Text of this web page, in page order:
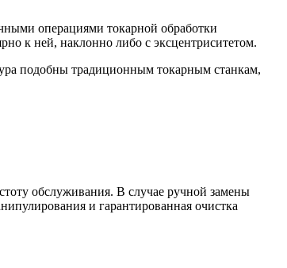
операциями токарной обработки
к ней, наклонно либо с эксцентриситетом.
подобны традиционным токарным станкам,
обслуживания. В случае ручной замены
и гарантированная очистка